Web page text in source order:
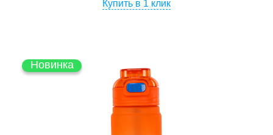
Купить в 1 клик
Новинка